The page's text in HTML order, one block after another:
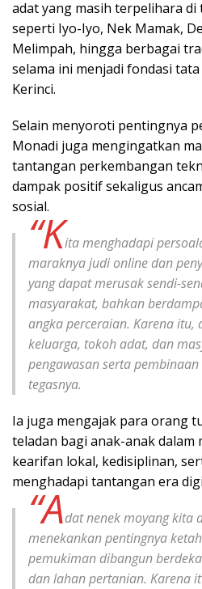
adat yang masih terpelihara di
seperti Iyo-Iyo, Nek Mamak,
Melimpah, hingga berbagai
selama ini menjadi fondasi
Kerinci.
Selain menyoroti pentingnya
Monadi juga mengingatkan
tantangan perkembangan
dampak positif sekaligus
sosial.“Kita menghadapi
maraknya judi online dan
yang dapat merusak sendi-
masyarakat, bahkan
angka perceraian. Karena
keluarga, tokoh adat, dan
pengawasan serta
tegasnya.
Ia juga mengajak para orang
teladan bagi anak-anak dalam
kearifan lokal, kedisiplinan,
menghadapi tantangan era
“Adat nenek moyang kita
menekankan pentingnya
pemukiman dibangun
dan lahan pertanian. Karena